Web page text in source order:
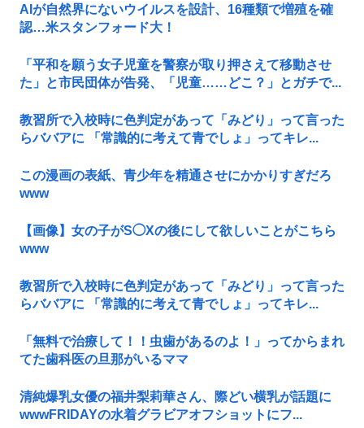
AIが自然界にないウイルスを設計、16種類で増殖を確
認…米スタンフォード大！
「平和を願う女子児童を警察が取り押さえて移動させ
た」と市民団体が告発、「児童……どこ？」とガチで...
教習所で入校時に色判定があって「みどり」って言った
らババアに 「常識的に考えて青でしょ」ってキレ...
この漫画の表紙、青少年を精通させにかかりすぎだろ
www
【画像】女の子がS◯Xの後にして欲しいことがこちら
www
教習所で入校時に色判定があって「みどり」って言った
らババアに 「常識的に考えて青でしょ」ってキレ...
「無料で治療して！！虫歯があるのよ！」ってからまれ
てた歯科医の旦那がいるママ
清純爆乳女優の福井梨莉華さん、際どい横乳が話題に
wwwFRIDAYの水着グラビアオフショットにフ...